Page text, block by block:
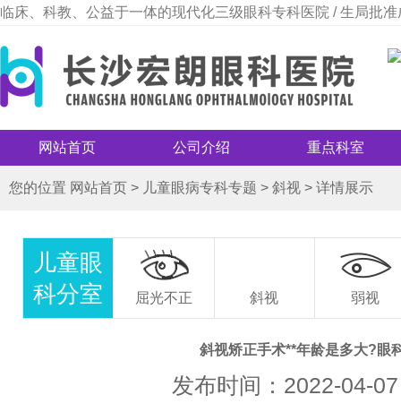
临床、科教、公益于一体的现代化三级眼科专科医院 / 生局批
网站首页 公司介绍 重点科室
您的位置 网站首页 > 儿童眼病专科专题 > 斜视 > 详情展示
儿童眼
科分室
屈光不正 斜视 弱视
斜视矫正手术**年龄是多大?眼
发布时间：2022-04-07